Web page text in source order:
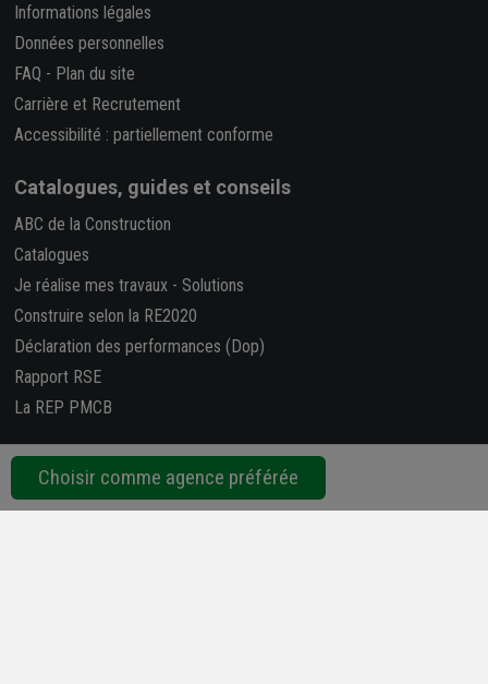
Choisir comme agence préférée
Informations légales
Données personnelles
FAQ - Plan du site
Carrière et Recrutement
Accessibilité : partiellement conforme
Catalogues, guides et conseils
ABC de la Construction
Catalogues
Je réalise mes travaux - Solutions
Construire selon la RE2020
Déclaration des performances (Dop)
Rapport RSE
La REP PMCB
Nous suivre
Retrouvez-nous sur les réseaux sociaux !